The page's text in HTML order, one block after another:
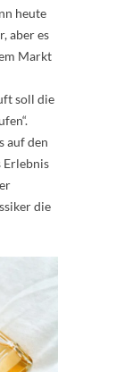
heute
aber es
Markt
soll die
auf den
Erlebnis
die